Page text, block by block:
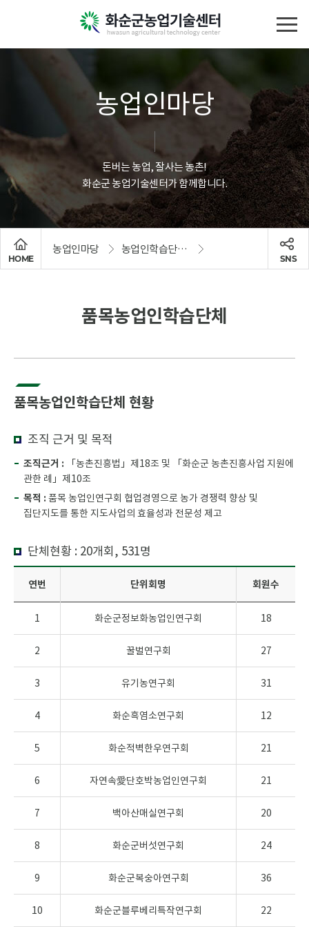
농업인마당
돈버는 농업, 잘사는 농촌!
화순군 농업기술센터가 함께합니다.
HOME
농업인마당 농업인학습단체 현황 및 참여방법
SNS
품목농업인학습단체
품목농업인학습단체 현황
조직 근거 및 목적
조직근거 : 「농촌진흥법」제18조 및 「화순군 농촌진흥사업 지원에
관한 례」제10조
목적 : 품목 농업인연구회 협업경영으로 농가 경쟁력 향상 및
집단지도를 통한 지도사업의 효율성과 전문성 제고
단체현황 : 20개회, 531명
연번 단위회명 회원수
1 화순군정보화농업인연구회 18
2 꿀벌연구회 27
3 유기농연구회 31
4 화순흑염소연구회 12
5 화순적벽한우연구회 21
6 자연속愛단호박농업인연구회 21
7 백아산매실연구회 20
8 화순군버섯연구회 24
9 화순군복숭아연구회 36
10 화순군블루베리특작연구회 22